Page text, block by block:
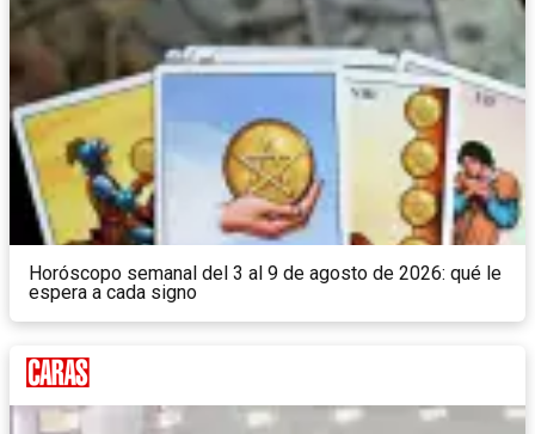
Horóscopo semanal del 3 al 9 de agosto de 2026: qué le
espera a cada signo